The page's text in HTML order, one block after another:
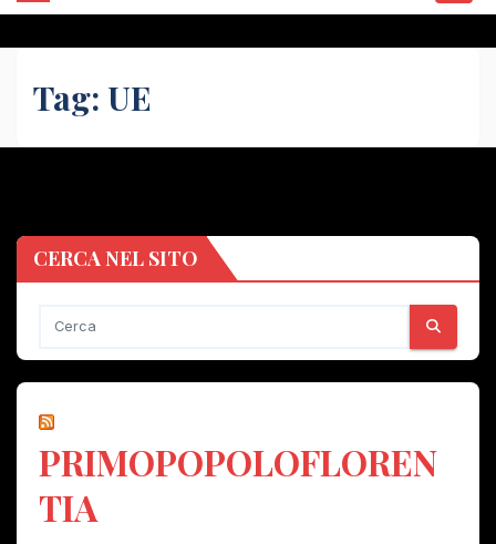
Tag: UE
CERCA NEL SITO
PRIMOPOPOLOFLOREN
TIA